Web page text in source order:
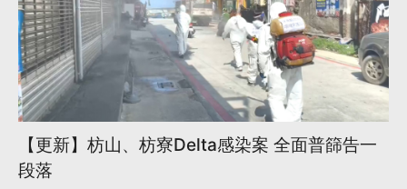
【更新】枋山、枋寮Delta感染案 全面普篩告一
段落